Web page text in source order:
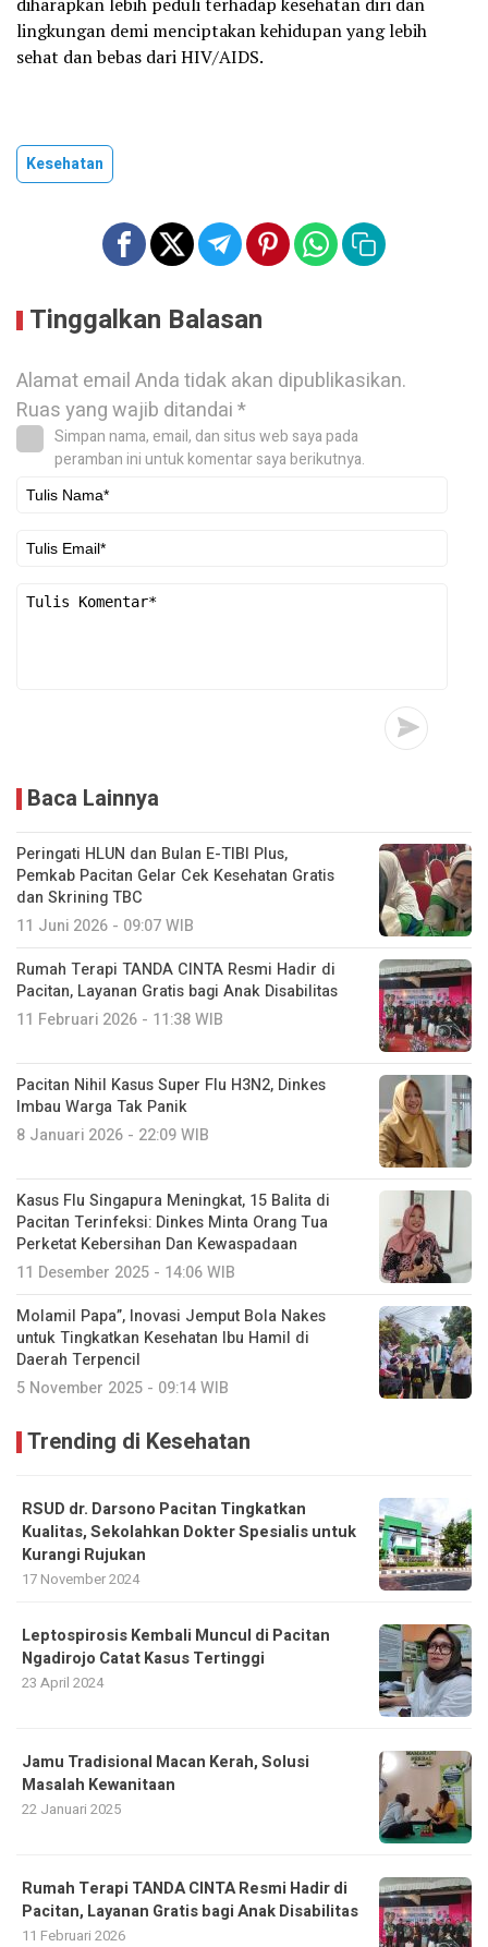
lingkungan demi menciptakan kehidupan yang lebih
sehat dan bebas dari HIV/AIDS.
Kesehatan
Tinggalkan Balasan
Alamat email Anda tidak akan dipublikasikan.
Ruas yang wajib ditandai*
Simpan nama, email, dan situs web saya pada
peramban ini untuk komentar saya berikutnya.
Baca Lainnya
Peringati HLUN dan Bulan E-TIBI Plus,
Pemkab Pacitan Gelar Cek Kesehatan Gratis
dan Skrining TBC
11 Juni 2026 - 09:07 WIB
Rumah Terapi TANDA CINTA Resmi Hadir di
Pacitan, Layanan Gratis bagi Anak Disabilitas
11 Februari 2026 - 11:38 WIB
Pacitan Nihil Kasus Super Flu H3N2, Dinkes
Imbau Warga Tak Panik
8 Januari 2026 - 22:09 WIB
Kasus Flu Singapura Meningkat, 15 Balita di
Pacitan Terinfeksi: Dinkes Minta Orang Tua
Perketat Kebersihan Dan Kewaspadaan
11 Desember 2025 - 14:06 WIB
Molamil Papa”, Inovasi Jemput Bola Nakes
untuk Tingkatkan Kesehatan Ibu Hamil di
Daerah Terpencil
5 November 2025 - 09:14 WIB
Trending di Kesehatan
RSUD dr. Darsono Pacitan Tingkatkan
Kualitas, Sekolahkan Dokter Spesialis untuk
Kurangi Rujukan
17 November 2024
Leptospirosis Kembali Muncul di Pacitan
Ngadirojo Catat Kasus Tertinggi
23 April 2024
Jamu Tradisional Macan Kerah, Solusi
Masalah Kewanitaan
22 Januari 2025
Rumah Terapi TANDA CINTA Resmi Hadir di
Pacitan, Layanan Gratis bagi Anak Disabilitas
11 Februari 2026